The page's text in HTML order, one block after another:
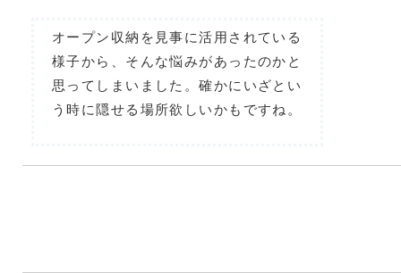
オープン収納を見事に活用されている
様子から、そんな悩みがあったのかと
思ってしまいました。確かにいざとい
う時に隠せる場所欲しいかもですね。